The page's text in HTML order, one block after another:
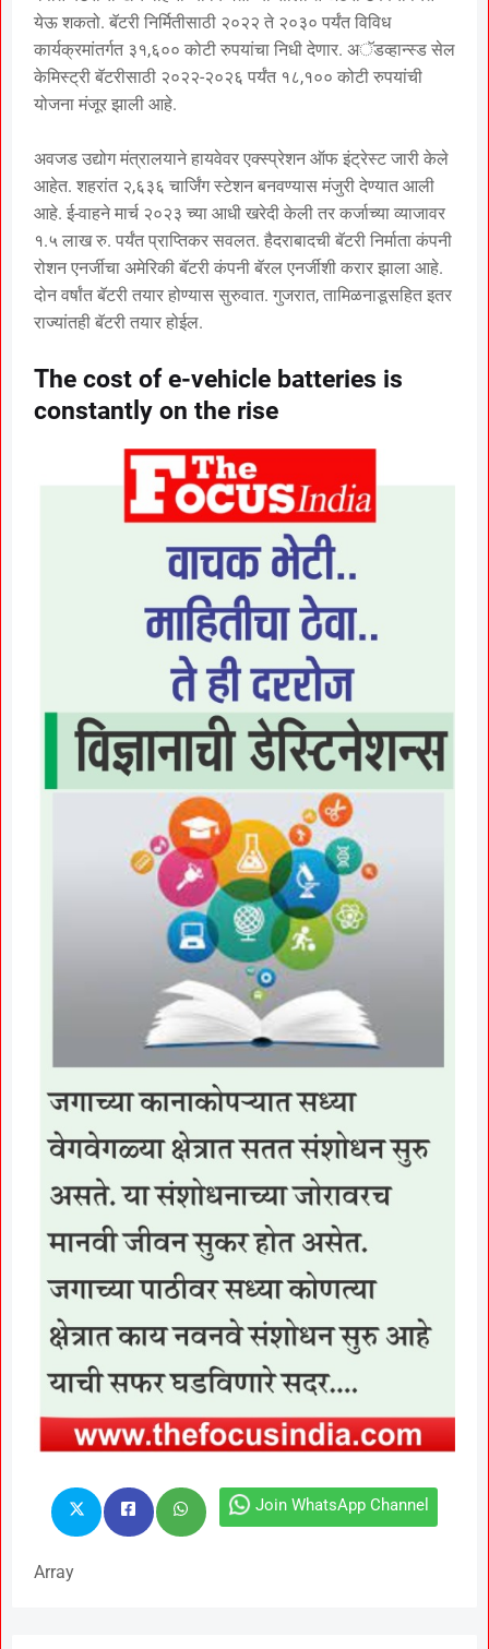
येऊ शकतो. बॅटरी निर्मितीसाठी २०२२ ते २०३० पर्यंत विविध
कार्यक्रमांतर्गत ३१,६०० कोटी रुपयांचा निधी देणार. अॅडव्हान्स्ड सेल
केमिस्ट्री बॅटरीसाठी २०२२-२०२६ पर्यंत १८,१०० कोटी रुपयांची
योजना मंजूर झाली आहे.
अवजड उद्योग मंत्रालयाने हायवेवर एक्स्प्रेशन ऑफ इंट्रेस्ट जारी केले
आहेत. शहरांत २,६३६ चार्जिंग स्टेशन बनवण्यास मंजुरी देण्यात आली
आहे. ई-वाहने मार्च २०२३ च्या आधी खरेदी केली तर कर्जाच्या व्याजावर
१.५ लाख रु. पर्यंत प्राप्तिकर सवलत. हैदराबादची बॅटरी निर्माता कंपनी
रोशन एनर्जीचा अमेरिकी बॅटरी कंपनी बॅरल एनर्जीशी करार झाला आहे.
दोन वर्षांत बॅटरी तयार होण्यास सुरुवात. गुजरात, तामिळनाडूसहित इतर
राज्यांतही बॅटरी तयार होईल.
The cost of e-vehicle batteries is
constantly on the rise
Join WhatsApp Channel
Array